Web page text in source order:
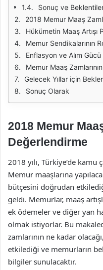
Sonuç ve
2018 Memur Maaş
Hükümetin Maaş Artışı
Memur Sendikalarının
Enflasyon ve Alım Gücü
Memur Maaş
Gelecek Yıllar için
Sonuç Olarak
2018 Memur
Değerlendirme
2018 yılı, Türkiye’de kamu
Memur maaşlarına
bütçesini doğrudan
geldi. Memurlar, maaş
ek ödemeler ve diğer yan
olmak istiyorlar. Bu
zamlarının ne kadar
etkilediği ve memurların
bilgiler sunulacaktır.